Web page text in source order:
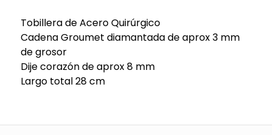
Tobillera de Acero Quirúrgico
Cadena Groumet diamantada de aprox 3 mm
de grosor
Dije corazón de aprox 8 mm
Largo total 28 cm